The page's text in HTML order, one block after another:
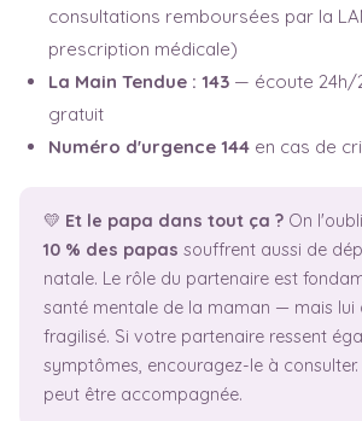
consultations remboursées par la
prescription médicale)
La Main Tendue : 143 — écoute 24h/
gratuit
Numéro d'urgence 144 en cas de
💛 Et le papa dans tout ça ? On
10 % des papas souffrent aussi de
natale. Le rôle du partenaire est
santé mentale de la maman — mais lui
fragilisé. Si votre partenaire ressent
symptômes, encouragez-le à
peut être accompagnée.